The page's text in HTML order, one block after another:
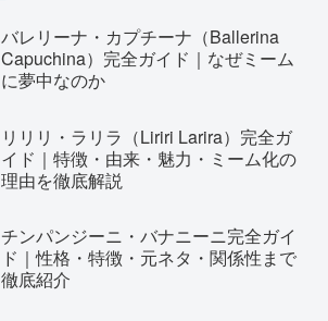
バレリーナ・カプチーナ（Ballerina
Capuchina）完全ガイド｜なぜミーム
に夢中なのか
リリリ・ラリラ（Liriri Larira）完全ガ
イド｜特徴・由来・魅力・ミーム化の
理由を徹底解説
チンパンジーニ・バナニーニ完全ガイ
ド｜性格・特徴・元ネタ・関係性まで
徹底紹介